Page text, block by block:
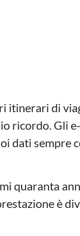
itinerari di
ricordo. Gli
dati sempre
quaranta
è